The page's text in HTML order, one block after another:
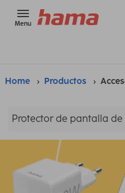
Menu
Home Productos
Protector de pantalla de